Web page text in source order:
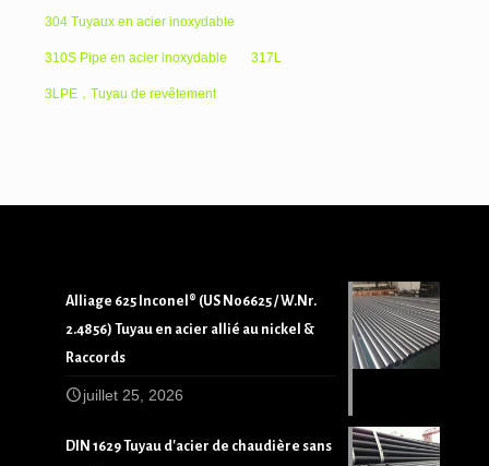
304 Tuyaux en acier inoxydable
310S Pipe en acier inoxydable 317L
3LPE，Tuyau de revêtement
Alliage 625 Inconel® (US N06625 / W.Nr.
2.4856) Tuyau en acier allié au nickel &
Raccords
juillet 25, 2026
DIN 1629 Tuyau d'acier de chaudière sans